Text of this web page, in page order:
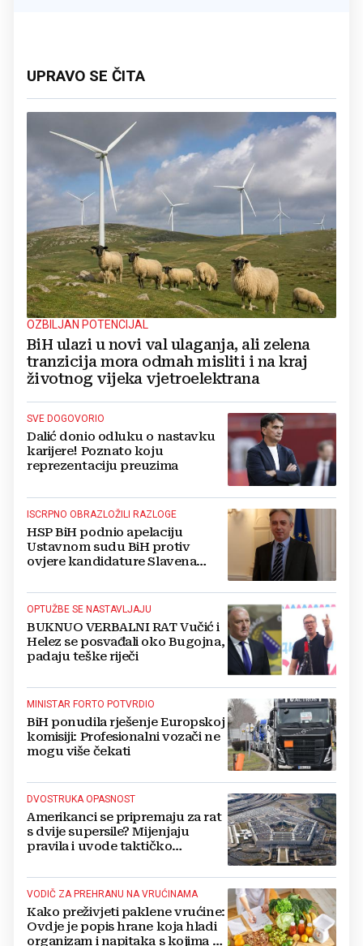
UPRAVO SE ČITA
OZBILJAN POTENCIJAL
BiH ulazi u novi val ulaganja, ali zelena
tranzicija mora odmah misliti i na kraj
životnog vijeka vjetroelektrana
SVE DOGOVORIO
Dalić donio odluku o nastavku
karijere! Poznato koju
reprezentaciju preuzima
ISCRPNO OBRAZLOŽILI RAZLOGE
HSP BiH podnio apelaciju
Ustavnom sudu BiH protiv
ovjere kandidature Slavena
OPTUŽBE SE NASTAVLJAJU
BUKNUO VERBALNI RAT Vučić i
Helez se posvađali oko Bugojna,
padaju teške riječi
MINISTAR FORTO POTVRDIO
BiH ponudila rješenje Europskoj
komisiji: Profesionalni vozači ne
mogu više čekati
DVOSTRUKA OPASNOST
Amerikanci se pripremaju za rat
s dvije supersile? Mijenjaju
pravila i uvode taktičko
VODIČ ZA PREHRANU NA VRUĆINAMA
Kako preživjeti paklene vrućine:
Ovdje je popis hrane koja hladi
organizam i napitaka s kojima si